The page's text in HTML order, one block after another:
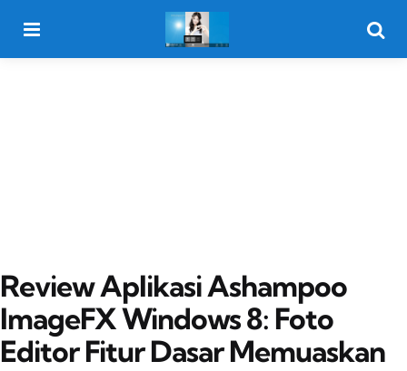
Review Aplikasi Ashampoo
ImageFX Windows 8: Foto
Editor Fitur Dasar Memuaskan